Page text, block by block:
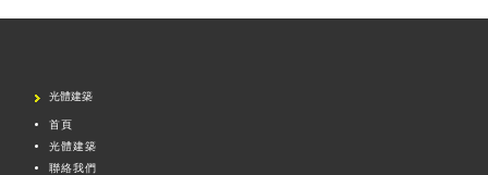
光體建築
首頁
光體建築
聯絡我們